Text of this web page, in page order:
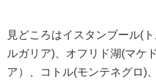
見どころはイスタンブール(
ルガリア)、オフリド湖(マケ
ア）、コトル(モンテネグロ)